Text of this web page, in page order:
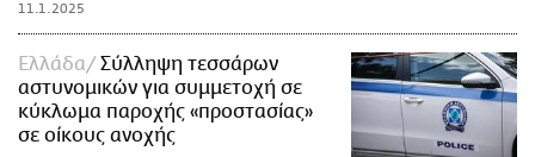
11.1.2025
Ελλάδα
Σύλληψη τεσσάρων
αστυνομικών για συμμετοχή σε
κύκλωμα παροχής «προστασίας»
σε οίκους ανοχής